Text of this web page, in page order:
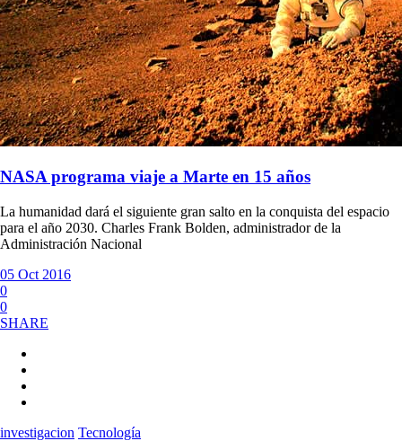
NASA programa viaje a Marte en 15 años
La humanidad dará el siguiente gran salto en la conquista del espacio
para el año 2030. Charles Frank Bolden, administrador de la
Administración Nacional
05 Oct 2016
0
0
SHARE
investigacion Tecnología